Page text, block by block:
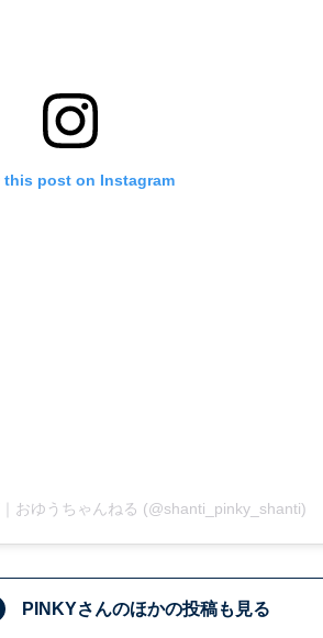
this post on Instagram
おゆうちゃんねる (@shanti_pinky_shanti)
PINKYさんのほかの投稿も見る